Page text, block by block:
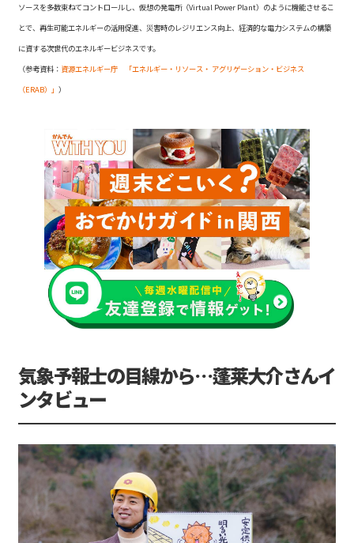
ソースを多数束ねてコントロールし、仮想の発電所（Virtual Power Plant）のように機能させるこ
とで、再生可能エネルギーの活用促進、災害時のレジリエンス向上、経済的な電力システムの構築
に資する次世代のエネルギービジネスです。
（参考資料： 資源エネルギー庁 「エネルギー・リソース・ アグリゲーション・ビジネス
（ERAB）」 ）
気象予報士の目線から…蓬莱大介さんイ
ンタビュー